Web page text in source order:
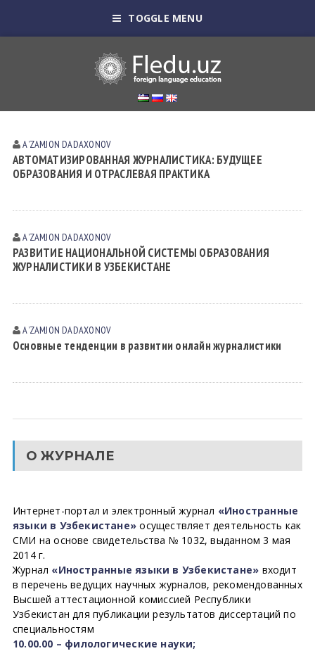
TOGGLE MENU
AʼZAMJON DADAXONOV
АВТОМАТИЗИРОВАННАЯ ЖУРНАЛИСТИКА: БУДУЩЕЕ
ОБРАЗОВАНИЯ И ОТРАСЛЕВАЯ ПРАКТИКА
AʼZAMJON DADAXONOV
РАЗВИТИЕ НАЦИОНАЛЬНОЙ СИСТЕМЫ ОБРАЗОВАНИЯ
ЖУРНАЛИСТИКИ В УЗБЕКИСТАНЕ
AʼZAMJON DADAXONOV
Основные тенденции в развитии онлайн журналистики
О ЖУРНАЛЕ
Интернет-портал и электронный журнал «Иностранные
языки в Узбекистане» осуществляет деятельность как
СМИ на основе свидетельства № 1032, выданном 3 мая
2014 г.
Журнал «Иностранные языки в Узбекистане» входит
в перечень ведущих научных журналов, рекомендованных
Высшей аттестационной комиссией Республики
Узбекистан для публикации результатов диссертаций по
специальностям
10.00.00 – филологические науки;